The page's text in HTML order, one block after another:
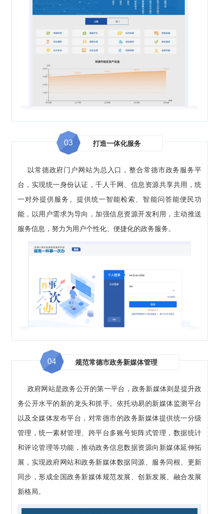
03 打造一体化服务
以常德政府门户网站为总入口，整合常德市政务服务平
台，实现统一身份认证，千人千网、信息资源共享共用，统
一对外提供服务。提供统一智能检索、智能问答能便民功
能，以用户需求为导向，加强信息资源开发利用，主动推送
服务信息，努力为用户个性化、便捷化的政务服务。
04 规范常德市政务新媒体管理
政府网站是政务公开的第一平台，政务新媒体则是提升政
务公开水平的新的龙头和抓手。依托动易的新媒体监测平台
以及全媒体发布平台，对常德市的政务新媒体提供统一分级
管理，统一素材管理、跨平台多账号矩阵式管理，数据统计
和评论管理等功能，推动政务信息数据资源向新媒体延伸拓
展，实现政府网站和政务新媒体数据同源、服务同根、更新
同步，形成全国政务新媒体规范发展、创新发展、融合发展
新格局。